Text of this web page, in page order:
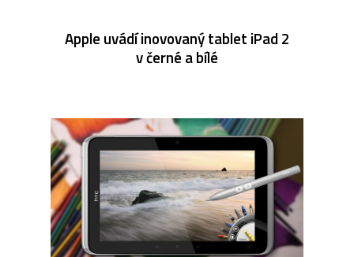
Apple uvádí inovovaný tablet iPad 2
v černé a bílé